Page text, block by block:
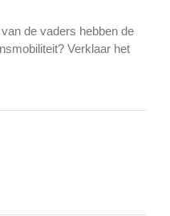
de vaders hebben de
Verklaar het